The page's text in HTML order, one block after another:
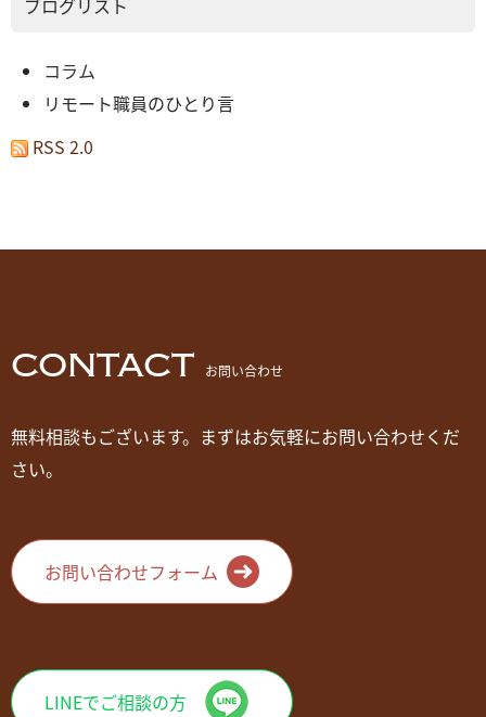
コラム
リモート職員のひとり言
RSS 2.0
CONTACT お問い合わせ
無料相談もございます。まずはお気軽にお問い合わせくだ
さい。
お問い合わせフォーム
LINEでご相談の方